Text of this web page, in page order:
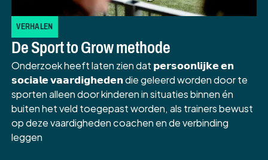
VERHALEN
De Sport to Grow methode
Onderzoek heeft laten zien dat 𝗽𝗲𝗿𝘀𝗼𝗼𝗻𝗹𝗶𝗷𝗸𝗲 𝗲𝗻
𝘀𝗼𝗰𝗶𝗮𝗹𝗲 𝘃𝗮𝗮𝗿𝗱𝗶𝗴𝗵𝗲𝗱𝗲𝗻 die geleerd worden door te
sporten alleen door kinderen in situaties binnen én
buiten het veld toegepast worden, als trainers bewust
op deze vaardigheden coachen en de verbinding
leggen